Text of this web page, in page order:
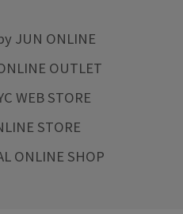
JUN ONLINE
OUTLET
WEB STORE
STORE
ONLINE SHOP